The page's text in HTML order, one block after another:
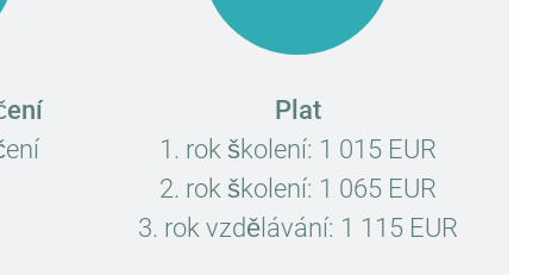
Plat
1. rok školení: 1 015 EUR
2. rok školení: 1 065 EUR
3. rok vzdělávání: 1 115 EUR